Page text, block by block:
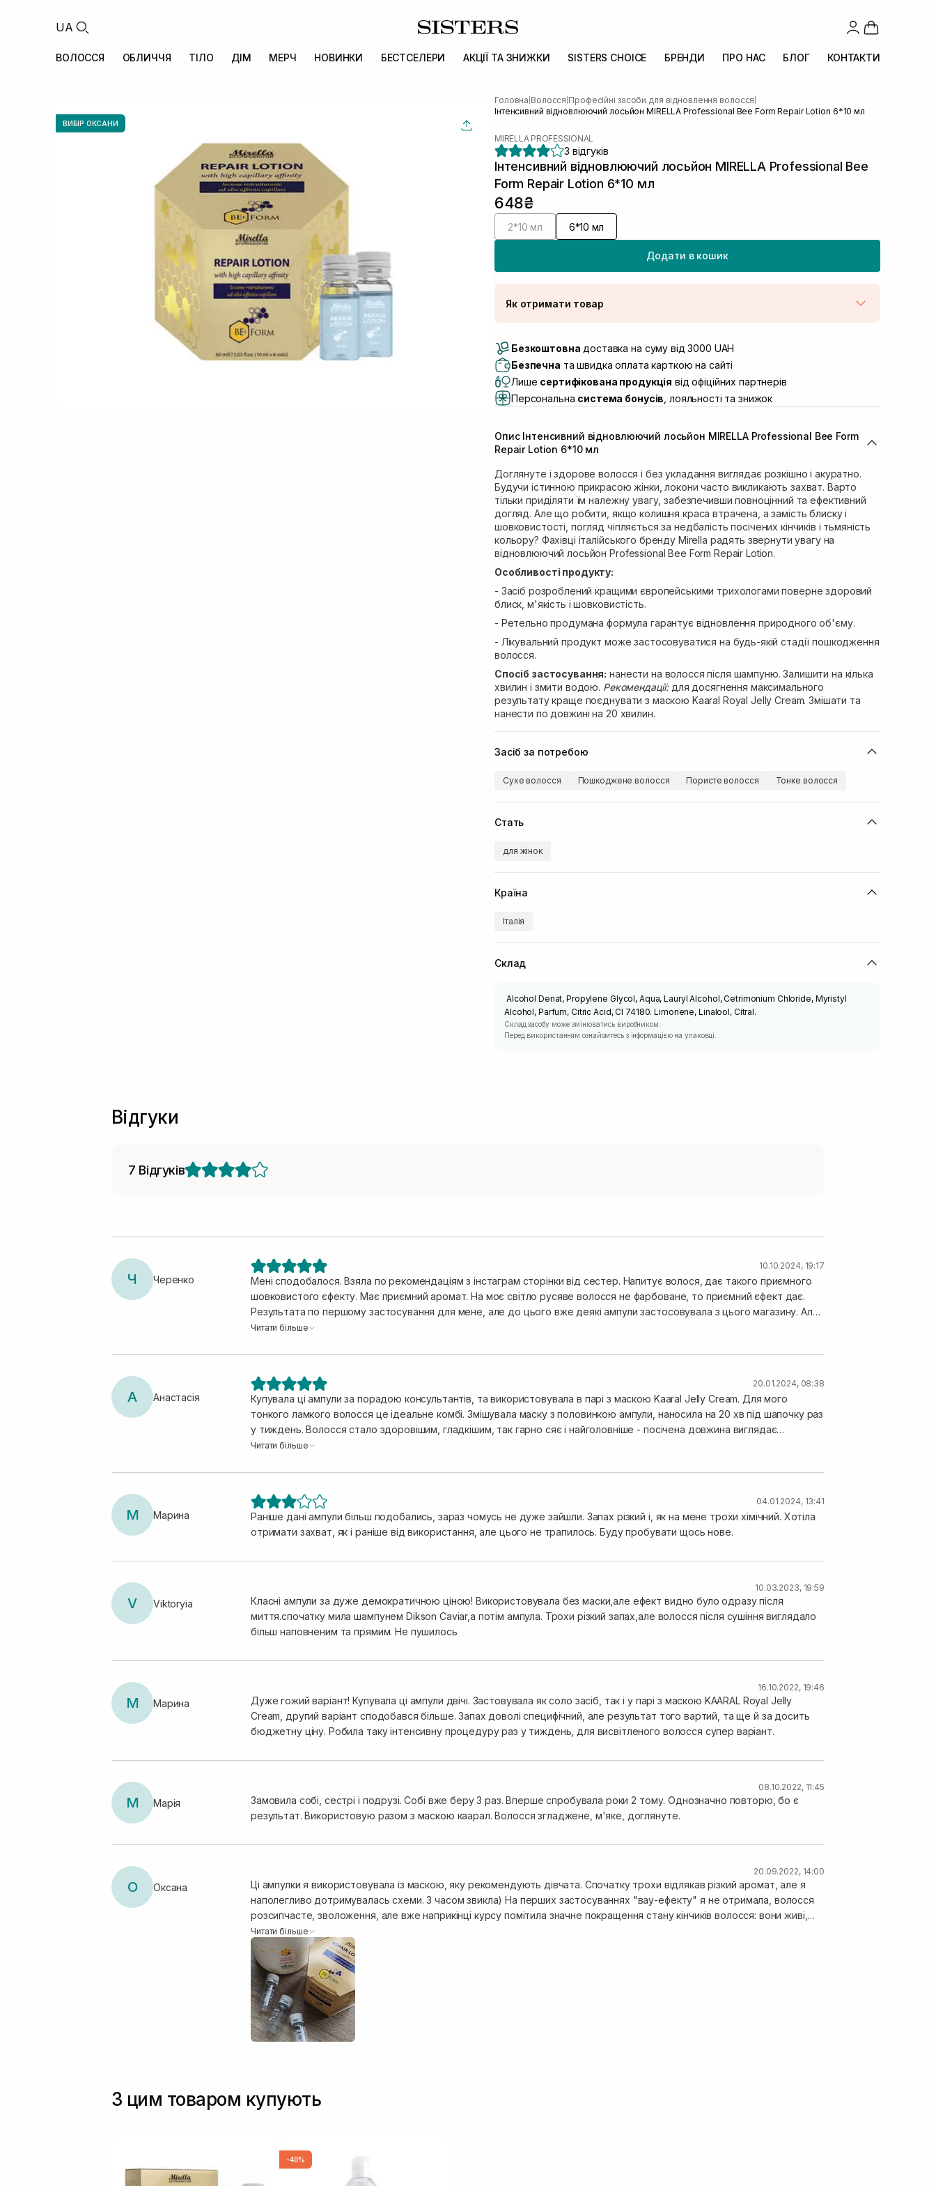
UA
ВОЛОССЯ ОБЛИЧЧЯ ТІЛО ДІМ МЕРЧ НОВИНКИ БЕСТСЕЛЕРИ АКЦІЇ ТА ЗНИЖКИ SISTERS CHOICE БРЕНДИ ПРО НАС БЛОГ КОНТАКТИ
ВИБІР ОКСАНИ
Головна Волосся Професійні засоби для відновлення волосся
Інтенсивний відновлюючий лосьйон MIRELLA Professional Bee Form Repair Lotion 6*10 мл
MIRELLA PROFESSIONAL
3 відгуків
Інтенсивний відновлюючий лосьйон MIRELLA Professional Bee
Form Repair Lotion 6*10 мл
648₴
2*10 мл 6*10 мл
Додати в кошик
Як отримати товар
Самовивіз м. Луцьк, вул. Винниченка 4
Самовивіз м. Львів, вул. Академіка Підстригача, 1В (Duck’s
Самовивіз м. Львів, вул. Івана Франка 36
Самовивіз м. Львів, вул. Степана Бандери 45 В наявності
Самовивіз м. Рівне, вул. Кулика і Гудачека 23 (ТЦ Екватор) В наявності
Безкоштовна доставка на суму від 3000 UAH
Безпечна та швидка оплата карткою на сайті
Лише сертифікована продукція від офіційних партнерів
Персональна система бонусів , лояльності та знижок
Опис Інтенсивний відновлюючий лосьйон MIRELLA Professional Bee Form
Repair Lotion 6*10 мл
Доглянуте і здорове волосся і без укладання виглядає розкішно і акуратно.
Будучи істинною прикрасою жінки, локони часто викликають захват. Варто
тільки приділяти їм належну увагу, забезпечивши повноцінний та ефективний
догляд. Але що робити, якщо колишня краса втрачена, а замість блиску і
шовковистості, погляд чіпляється за недбалість посічених кінчиків і тьмяність
кольору? Фахівці італійського бренду Mirella радять звернути увагу на
відновлюючий лосьйон Professional Bee Form Repair Lotion.
Особливості продукту:
- Засіб розроблений кращими європейськими трихологами поверне здоровий
блиск, м'якість і шовковистість.
- Ретельно продумана формула гарантує відновлення природного об'єму.
- Лікувальний продукт може застосовуватися на будь-якій стадії пошкодження
волосся.
Спосіб застосування: нанести на волосся після шампуню. Залишити на кілька
хвилин і змити водою. Рекомендації: для досягнення максимального
результату краще поєднувати з маскою Kaaral Royal Jelly Cream. Змішати та
нанести по довжині на 20 хвилин.
Засіб за потребою
Сухе волосся Пошкоджене волосся Пористе волосся Тонке волосся
Стать
для жінок
Країна
Італія
Склад
Alcohol Denat, Propylene Glycol, Aqua, Lauryl Alcohol, Cetrimonium Chloride, Myristyl
Alcohol, Parfum, Citric Acid, CI 74180. Limonene, Linalool, Citral.
Склад засобу може змінюватись виробником.
Перед використанням ознайомтесь з інформацією на упаковці.
Відгуки
7 Відгуків
Ч Черенко
10.10.2024, 19:17
Мені сподобалося. Взяла по рекомендаціям з інстаграм сторінки від сестер. Напитує волося, дає такого приємного
шовковистого єфекту. Має приємний аромат. На моє світло русяве волосся не фарбоване, то приємний єфект дає.
Результата по першому застосування для мене, але до цього вже деякі ампули застосовувала з цього магазину. Але
ефект накопичувальний і його видно з часом все більше. Волося не обтяжує, але робе більш слухняним і таким мʼяким.
запитати у консультатанта. Але я завжди по умитю волосся застосовую фен, результат буде чудовий. Не даю хоч
Читати більше
А Анастасія
20.01.2024, 08:38
Купувала ці ампули за порадою консультантів, та використовувала в парі з маскою Kaaral Jelly Cream. Для мого
тонкого ламкого волосся це ідеальне комбі. Змішувала маску з половинкою ампули, наносила на 20 хв під шапочку раз
у тиждень. Волосся стало здоровішим, гладкішим, так гарно сяє і найголовніше - посічена довжина виглядає
візуально значно краще, ніби після якихось дорогих салонних процедур!
Читати більше
М Марина
04.01.2024, 13:41
Раніше дані ампули більш подобались, зараз чомусь не дуже зайшли. Запах різкий і, як на мене трохи хімічний. Хотіла
отримати захват, як і раніше від використання, але цього не трапилось. Буду пробувати щось нове.
V Viktoryia
10.03.2023, 19:59
Класні ампули за дуже демократичною ціною! Використовувала без маски,але ефект видно було одразу після
миття.спочатку мила шампунем Dikson Caviar,а потім ампула. Трохи різкий запах,але волосся після сушіння виглядало
більш наповненим та прямим. Не пушилось
М Марина
16.10.2022, 19:46
Дуже гожий варіант! Купувала ці ампули двічі. Застовувала як соло засіб, так і у парі з маскою KAARAL Royal Jelly
Cream, другий варіант сподобався більше. Запах доволі специфічний, але результат того вартий, та ще й за досить
бюджетну ціну. Робила таку інтенсивну процедуру раз у тиждень, для висвітленого волосся супер варіант.
М Марія
08.10.2022, 11:45
Замовила собі, сестрі і подрузі. Собі вже беру 3 раз. Вперше спробувала роки 2 тому. Однозначно повторю, бо є
результат. Використовую разом з маскою каарал. Волосся згладжене, м'яке, доглянуте.
О Оксана
20.09.2022, 14:00
Ці ампулки я використовувала із маскою, яку рекомендують дівчата. Спочатку трохи відлякав різкий аромат, але я
наполегливо дотримувалась схеми. З часом звикла) На перших застосуваннях "вау-ефекту" я не отримала, волосся
розсипчасте, зволоження, але вже наприкінці курсу помітила значне покращення стану кінчиків волосся: вони живі,
слухняні, не такі сухі і значно зменшилась кількість посічених і поламаних волосин. Не впевнена, що повернусь до цих
ампул після того, як спробувала дорожчі засоби (бо запах таки відлякує), але точно вважаю їх підходящими для
старту і знайомства із професійними засобами
Читати більше
З цим товаром купують
-40%